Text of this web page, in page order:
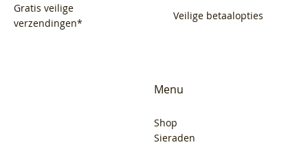
Gratis veilige
verzendingen*
Veilige betaalopties
Menu
Shop
Sieraden